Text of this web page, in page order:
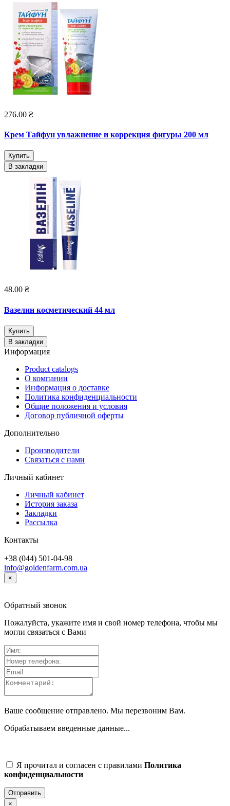
276.00 ₴
Крем Тайфун увлажнение и коррекция фигуры 200 мл
Купить
В закладки
48.00 ₴
Вазелин косметический 44 мл
Купить
В закладки
Информация
Product catalogs
О компании
Информация о доставке
Политика конфиденциальности
Общие положения и условия
Договор публичной оферты
Дополнительно
Производители
Связаться с нами
Личный кабинет
Личный кабинет
История заказа
Закладки
Рассылка
Контакты
+38 (044) 501-04-98
info@goldenfarm.com.ua
×
Обратный звонок
Пожалуйста, укажите имя и свой номер телефона, чтобы мы
могли связаться с Вами
Ваше сообщение отправлено. Мы перезвоним Вам.
Обрабатываем введенные данные...
Я прочитал и согласен с правилами Политика
конфиденциальности
Отправить
×